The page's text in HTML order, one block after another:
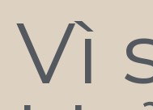
Vì